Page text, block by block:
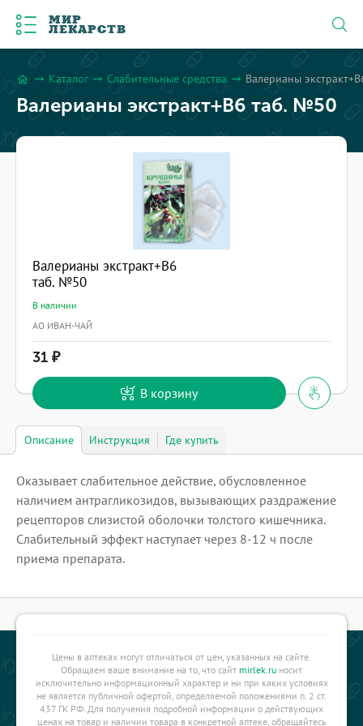
МИР
ЛЕКАРСТВ
home arrow_right_alt Каталог arrow_right_alt Слабительные средства arrow_right_alt Валерианы
Валерианы экстракт+В6 таб. №50
Валерианы экстракт+В6
таб. №50
В наличии
АО ИВАН-ЧАЙ
31
В корзину
Описание Инструкция Где купить
Оказывает слабительное действие, обусловленное
наличием антрагликозидов, вызывающих раздражение
рецепторов слизистой оболочки толстого кишечника.
Слабительный эффект наступает через 8-12 ч после
приема препарата.
Цены в аптеках могут отличаться от цен, указанных на сайте.
Обращаем ваше внимание на то, что сайт mirlek.ru носит
исключительно информационный характер и ни при каких условиях
не является публичной офертой, определяемой положениями п. 2 ст.
437 ГК РФ. Для получения подробной информации о действующих
ценах на товар и наличии товара в конкретной аптеке, обращайтесь